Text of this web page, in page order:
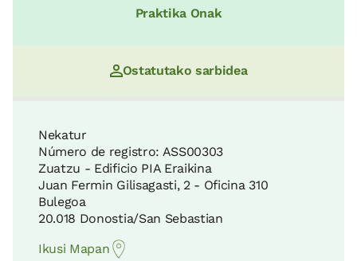
Praktika Onak
Ostatutako sarbidea
Nekatur
Número de registro: ASS00303
Zuatzu - Edificio PIA Eraikina
Juan Fermin Gilisagasti, 2 - Oficina 310
Bulegoa
20.018 Donostia/San Sebastian
Ikusi Mapan